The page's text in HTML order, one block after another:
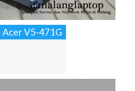
Acer V5-471G